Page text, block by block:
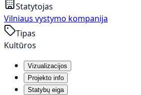
Statytojas
Vilniaus vystymo kompanija
Tipas
Kultūros
Vizualizacijos
Projekto info
Statybų eiga